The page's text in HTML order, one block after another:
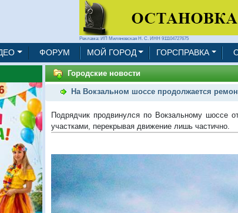
Реклама: ИП Миляновская Н. С. ИНН 911104727675
ФОРУМ МОЙ ГОРОД ГОРСПРАВКА
Городские новости
На Вокзальном шоссе продолжается
Подрядчик продвинулся по Вокзальному шоссе
участками, перекрывая движение лишь частично.